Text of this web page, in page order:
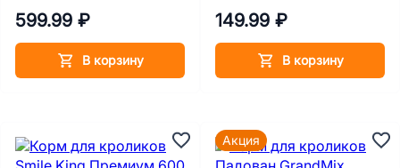
599.99 ₽
В корзину
149.99 ₽
В корзину
Акция